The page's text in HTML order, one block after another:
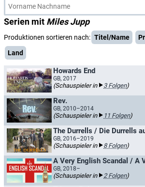
Serien mit Miles Jupp
Produktionen sortieren nach: Titel/Name
Land
Howards End
GB, 2017
(Schauspieler in 3 Folgen)
Rev.
GB, 2010–2014
(Schauspieler in 11 Folgen)
The Durrells / Die Durrells
GB, 2016–2019
(Schauspieler in 8 Folgen)
A Very English Scandal / A
GB, 2018–
(Schauspieler in 2 Folgen)